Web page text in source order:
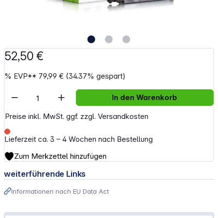
52,50 €
% EVP** 79,99 € (34.37% gespart)
Preise inkl. MwSt. ggf. zzgl. Versandkosten
Lieferzeit ca. 3 – 4 Wochen nach Bestellung
Artikel Anzahl: Gib den gewünschten
In den Warenkorb
Zum Merkzettel hinzufügen
weiterführende Links
Informationen nach EU Data Act